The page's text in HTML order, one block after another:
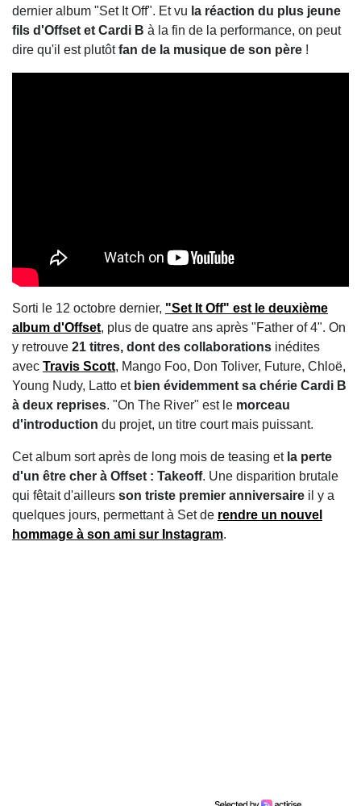
dernier album "Set It Off". Et vu la réaction du plus jeune
fils d'Offset et Cardi B à la fin de la performance, on peut
dire qu'il est plutôtfan de la musique de son père !
Sorti le 12 octobre dernier, "Set It Off" est le deuxième
album d'Offset, plus de quatre ans après "Father of 4". On
y retrouve 21 titres, dont des collaborations inédites
avec Travis Scott, Mango Foo, Don Toliver, Future, Chloë,
Young Nudy, Latto et bien évidemment sa chérie Cardi B
à deux reprises. "On The River" est le morceau
d'introduction du projet, un titre court mais puissant.
Cet album sort après de long mois de teasing et la perte
d'un être cher à Offset : Takeoff. Une disparition brutale
qui fêtait d'ailleurs son triste premier anniversaire il y a
quelques jours, permettant à Set de rendre un nouvel
hommage à son ami sur Instagram.